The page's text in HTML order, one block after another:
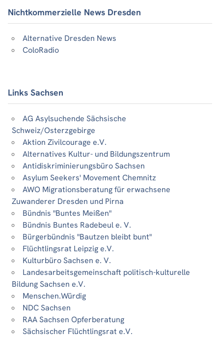
Nichtkommerzielle News Dresden
Alternative Dresden News
ColoRadio
Links Sachsen
AG Asylsuchende Sächsische
Schweiz/Osterzgebirge
Aktion Zivilcourage e.V.
Alternatives Kultur- und Bildungszentrum
Antidiskriminierungsbüro Sachsen
Asylum Seekers' Movement Chemnitz
AWO Migrationsberatung für erwachsene
Zuwanderer Dresden und Pirna
Bündnis "Buntes Meißen"
Bündnis Buntes Radebeul e. V.
Bürgerbündnis "Bautzen bleibt bunt"
Flüchtlingsrat Leipzig e.V.
Kulturbüro Sachsen e. V.
Landesarbeitsgemeinschaft politisch-kulturelle
Bildung Sachsen e.V.
Menschen.Würdig
NDC Sachsen
RAA Sachsen Opferberatung
Sächsischer Flüchtlingsrat e.V.